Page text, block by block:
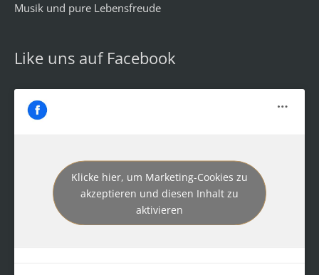
Musik und pure Lebensfreude
Like uns auf Facebook
Klicke hier, um Marketing-Cookies zu
akzeptieren und diesen Inhalt zu
aktivieren